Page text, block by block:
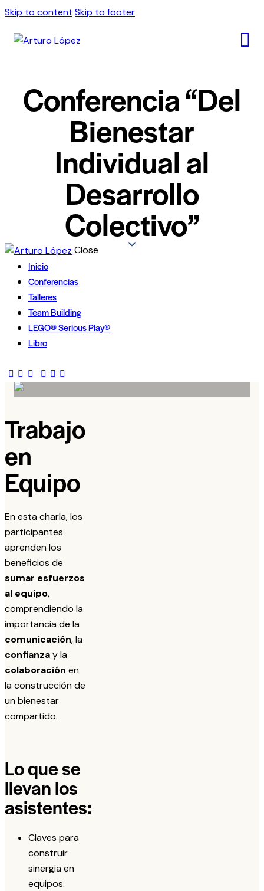
Skip to content Skip to footer
Conferencia “Del
Bienestar
Individual al
Desarrollo
Colectivo”
Close
Inicio
Conferencias
Talleres
Team Building
LEGO® Serious Play®
Libro
Trabajo
en
Equipo
En esta charla, los
participantes
aprenden los
beneficios de
sumar esfuerzos
al equipo,
comprendiendo la
importancia de la
comunicación, la
confianzay la
colaboración en
la construcción de
un bienestar
compartido.
Lo que se
llevan los
asistentes:
Claves para
construir
sinergia en
equipos.